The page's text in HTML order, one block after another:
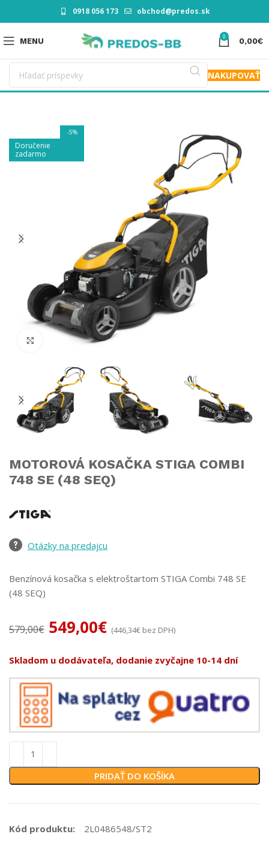
0918 056 173 obchod@predos.sk
MENU 0 0,00€
NAKUPOVAŤ
-5%
Doručenie
zadarmo
Click to enlarge
MOTOROVÁ KOSAČKA STIGA COMBI
748 SE (48 SEQ)
Otázky na predajcu
Benzínová kosačka s elektroštartom STIGA Combi 748 SE
(48 SEQ)
579,00€ 549,00€ (446,34€ bez DPH)
Skladom u dodávateľa, dodanie zvyčajne 10-14 dní
PRIDAŤ DO KOŠÍKA
Kód produktu: 2L0486548/ST2